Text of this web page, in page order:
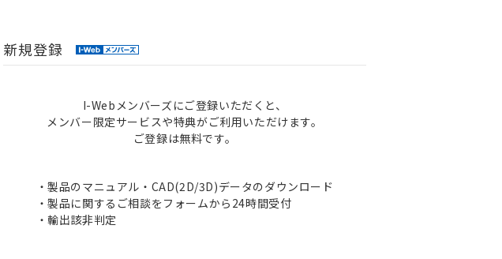
新規登録
I-Webメンバーズにご登録いただくと、
メンバー限定サービスや特典がご利用いただけます。
ご登録は無料です。
・製品のマニュアル・CAD(2D/3D)データのダウンロード
・製品に関するご相談をフォームから24時間受付
・輸出該非判定